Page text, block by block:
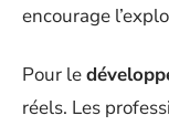
encourage
Pour le
réels. Les